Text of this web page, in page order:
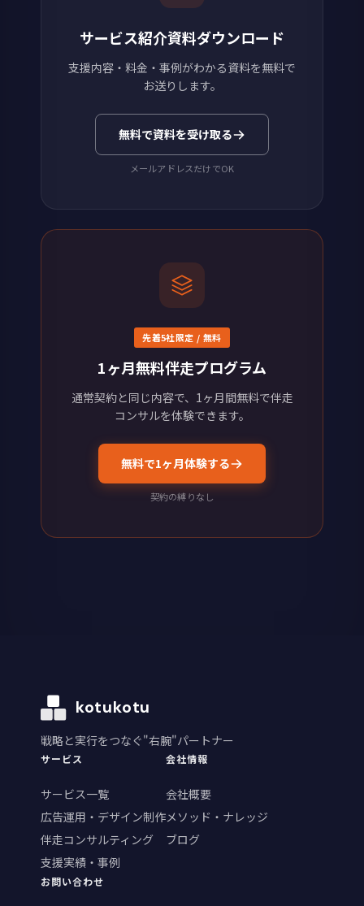
サービス紹介資料ダウンロード
支援内容・料金・事例がわかる資料を無料で
お送りします。
無料で資料を受け取る
メールアドレスだけでOK
先着5社限定 / 無料
1ヶ月無料伴走プログラム
通常契約と同じ内容で、1ヶ月間無料で伴走
コンサルを体験できます。
無料で1ヶ月体験する
契約の縛りなし
kotukotu
戦略と実行をつなぐ"右腕"パートナー
サービス
サービス一覧
広告運用・デザイン制作
伴走コンサルティング
支援実績・事例
会社情報
会社概要
メソッド・ナレッジ
ブログ
お問い合わせ